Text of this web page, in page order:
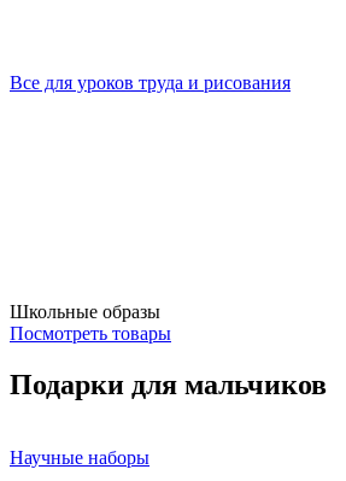
Все для уроков труда и рисования
Школьные образы
Посмотреть товары
Подарки для мальчиков
Научные наборы